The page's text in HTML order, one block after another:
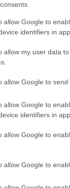
allow Google to
identifiers in
allow my user data
allow Google to
allow Google to
identifiers in
allow Google to
allow Google to
trackback/id/
tartalomnak
esetén forduljon a
tájékoztatóban
a Harry
ezt kérdezi
(némi
és az